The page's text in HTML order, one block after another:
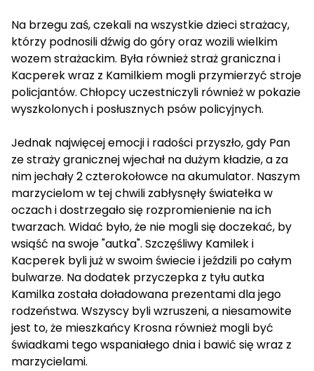
Na brzegu zaś, czekali na wszystkie dzieci strażacy,
którzy podnosili dźwig do góry oraz wozili wielkim
wozem strażackim. Była również straż graniczna i
Kacperek wraz z Kamilkiem mogli przymierzyć stroje
policjantów. Chłopcy uczestniczyli również w pokazie
wyszkolonych i posłusznych psów policyjnych.
Jednak najwięcej emocji i radości przyszło, gdy Pan
ze straży granicznej wjechał na dużym kładzie, a za
nim jechały 2 czterokołowce na akumulator. Naszym
marzycielom w tej chwili zabłysnęły światełka w
oczach i dostrzegało się rozpromienienie na ich
twarzach. Widać było, że nie mogli się doczekać, by
wsiąść na swoje "autka". Szczęśliwy Kamilek i
Kacperek byli już w swoim świecie i jeździli po całym
bulwarze. Na dodatek przyczepka z tyłu autka
Kamilka została doładowana prezentami dla jego
rodzeństwa. Wszyscy byli wzruszeni, a niesamowite
jest to, że mieszkańcy Krosna również mogli być
świadkami tego wspaniałego dnia i bawić się wraz z
marzycielami.